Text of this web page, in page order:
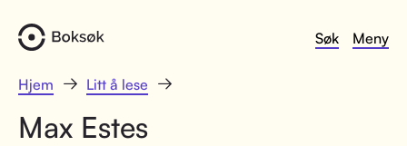
Søk Meny
Hjem Litt å lese
Max Estes